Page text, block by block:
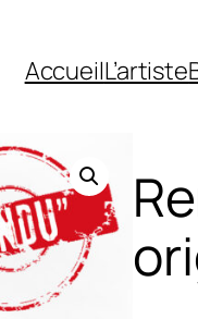
AccueilL’artiste